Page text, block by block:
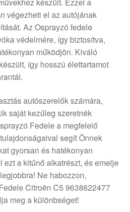
végezheti el az autójának
Az Osprayzó fedele
védelmére, így biztosítva,
működjön. Kiváló
így hosszú élettartamot
autószerelők számára,
saját kezűleg szeretnék
Fedele a megfelelő
segít Önnek
gyorsan és hatékonyan
ezt a kitűnő alkatrészt, és emelje
Ne habozzon,
Citroën C5 9638622477
meg a különbséget!